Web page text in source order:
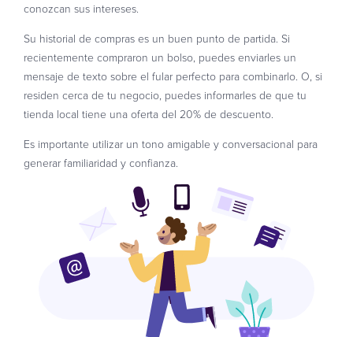
conozcan sus intereses.
Su historial de compras es un buen punto de partida. Si
recientemente compraron un bolso, puedes enviarles un
mensaje de texto sobre el fular perfecto para combinarlo. O, si
residen cerca de tu negocio, puedes informarles de que tu
tienda local tiene una oferta del 20% de descuento.
Es importante utilizar un tono amigable y conversacional para
generar familiaridad y confianza.